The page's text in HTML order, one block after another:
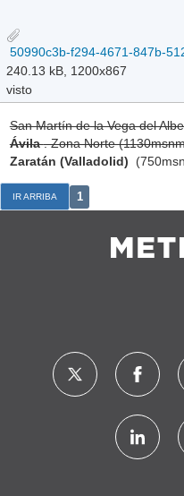
50990c3b-f294-4671-847b-
240.13 kB, 1200x867
visto
San Martín de la Vega del
Ávila. Zona Norte
Zaratán (Valladolid)
IR ARRIBA 1